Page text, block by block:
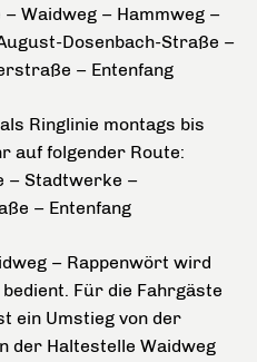
Waidweg – Hammweg –
Dosenbach-Straße –
– Entenfang
Ringlinie montags bis
auf folgender Route:
– Stadtwerke –
– Entenfang
– Rappenwört wird
Für die Fahrgäste
ein Umstieg von der
der Haltestelle Waidweg